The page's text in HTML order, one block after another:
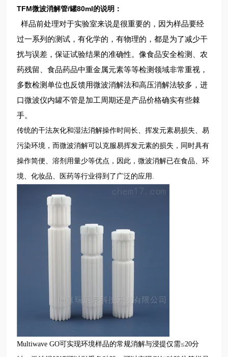
TFM微波消解管/罐80ml的说明：
样品前处理对于实验室来说是很重要的，因为样品要经
过一系列的测试，有化学的，有物理的，都是为了减少干
扰与误差，保证试验结果的准确性。像食品安全检测、农
药残留、食品药品中重金属元素等等检测领域非常重视，
多数检测单位也反馈用微波消解法和高压消解法较多，进
口微波仪内罐不管是加工周期还是产品价格确实有些棘
手。
传统的干法灰化和湿法消解操作时间长、挥发元素易损失、易
污染环境，而微波消解可以克服易挥发元素的损失，同时具有
操作简便、溶剂用量少等优点，因此，微波消解已在食品、环
境、化妆品、医药等行业得到了广泛的应用.
Multiwave GO可实现环境样品的常规消解与浸提仅需≤20分